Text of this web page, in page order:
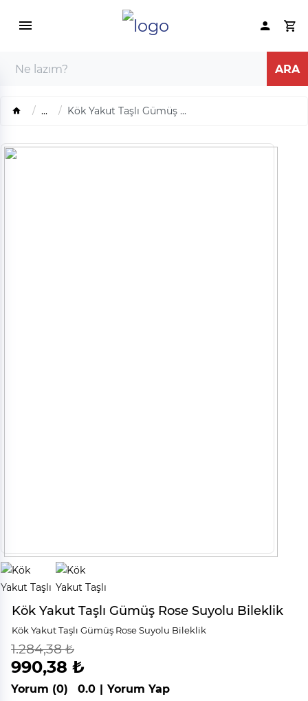
... Kök Yakut Taşlı Gümüş ...
Kök Yakut Taşlı Gümüş Rose Suyolu Bileklik
Kök Yakut Taşlı Gümüş Rose Suyolu Bileklik
%23
indirim
1.284,38 ₺
990,38 ₺
Yorum (0) 0.0 | Yorum Yap